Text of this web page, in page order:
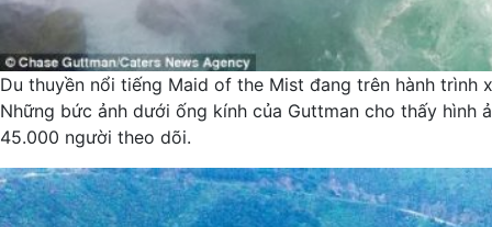
Du thuyền nổi tiếng Maid of the Mist đang trên hành trình
Những bức ảnh dưới ống kính của Guttman cho thấy
45.000 người theo dõi.